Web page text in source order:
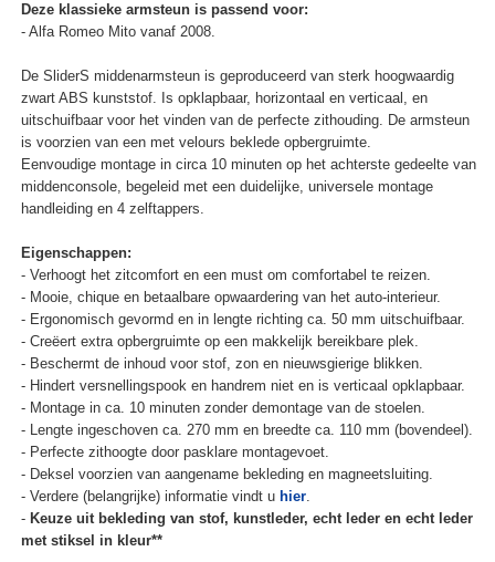
Deze klassieke armsteun is passend voor:
- Alfa Romeo Mito vanaf 2008.
De SliderS middenarmsteun is geproduceerd van sterk hoogwaardig
zwart ABS kunststof. Is opklapbaar, horizontaal en verticaal, en
uitschuifbaar voor het vinden van de perfecte zithouding. De armsteun
is voorzien van een met velours beklede opbergruimte.
Eenvoudige montage in circa 10 minuten op het achterste gedeelte van
middenconsole, begeleid met een duidelijke, universele montage
handleiding en 4 zelftappers.
Eigenschappen:
- Verhoogt het zitcomfort en een must om comfortabel te reizen.
- Mooie, chique en betaalbare opwaardering van het auto-interieur.
- Ergonomisch gevormd en in lengte richting ca. 50 mm uitschuifbaar.
- Creëert extra opbergruimte op een makkelijk bereikbare plek.
- Beschermt de inhoud voor stof, zon en nieuwsgierige blikken.
- Hindert versnellingspook en handrem niet en is verticaal opklapbaar.
- Montage in ca. 10 minuten zonder demontage van de stoelen.
- Lengte ingeschoven ca. 270 mm en breedte ca. 110 mm (bovendeel).
- Perfecte zithoogte door pasklare montagevoet.
- Deksel voorzien van aangename bekleding en magneetsluiting.
- Verdere (belangrijke) informatie vindt u hier.
- Keuze uit bekleding van stof, kunstleder, echt leder en echt leder
met stiksel in kleur**